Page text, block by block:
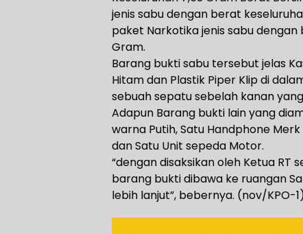
jenis sabu dengan berat
paket Narkotika jenis sabu
Gram.
Barang bukti sabu tersebut jelas
Hitam dan Plastik Piper Klip di
sebuah sepatu sebelah kanan
Adapun Barang bukti lain yang
warna Putih, Satu Handphone
dan Satu Unit sepeda Motor.
“dengan disaksikan oleh Ketua
barang bukti dibawa ke ruangan
lebih lanjut”, bebernya. (nov/KPO-